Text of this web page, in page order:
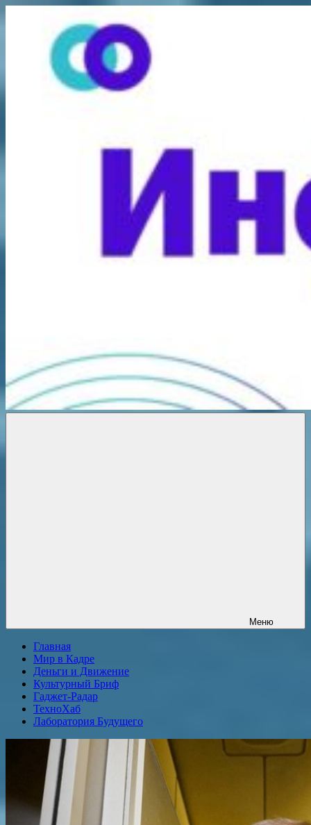
содержимому
Меню
Главная
Мир в Кадре
Деньги и Движение
Культурный Бриф
Гаджет-Радар
ТехноХаб
Лаборатория Будущего